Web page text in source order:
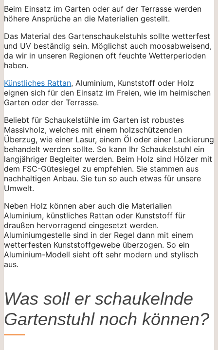
Beim Einsatz im Garten oder auf der Terrasse werden
höhere Ansprüche an die Materialien gestellt.
Das Material des Gartenschaukelstuhls sollte wetterfest
und UV beständig sein. Möglichst auch moosabweisend,
da wir in unseren Regionen oft feuchte Wetterperioden
haben.
Künstliches Rattan, Aluminium, Kunststoff oder Holz
eignen sich für den Einsatz im Freien, wie im heimischen
Garten oder der Terrasse.
Beliebt für Schaukelstühle im Garten ist robustes
Massivholz, welches mit einem holzschützenden
Überzug, wie einer Lasur, einem Öl oder einer Lackierung
behandelt werden sollte. So kann Ihr Schaukelstuhl ein
langjähriger Begleiter werden. Beim Holz sind Hölzer mit
dem FSC-Gütesiegel zu empfehlen. Sie stammen aus
nachhaltigen Anbau. Sie tun so auch etwas für unsere
Umwelt.
Neben Holz können aber auch die Materialien
Aluminium, künstliches Rattan oder Kunststoff für
draußen hervorragend eingesetzt werden.
Aluminiumgestelle sind in der Regel dann mit einem
wetterfesten Kunststoffgewebe überzogen. So ein
Aluminium-Modell sieht oft sehr modern und stylisch
aus.
Was soll er schaukelnde
Gartenstuhl noch können?